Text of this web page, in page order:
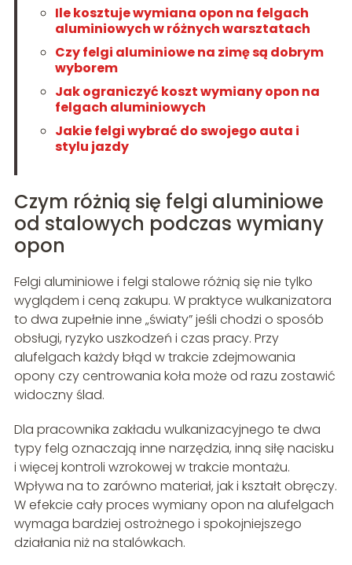
Ile kosztuje wymiana opon na felgach
aluminiowych w różnych warsztatach
Czy felgi aluminiowe na zimę są dobrym
wyborem
Jak ograniczyć koszt wymiany opon na
felgach aluminiowych
Jakie felgi wybrać do swojego auta i
stylu jazdy
Czym różnią się felgi aluminiowe
od stalowych podczas wymiany
opon
Felgi aluminiowe i felgi stalowe różnią się nie tylko
wyglądem i ceną zakupu. W praktyce wulkanizatora
to dwa zupełnie inne „światy” jeśli chodzi o sposób
obsługi, ryzyko uszkodzeń i czas pracy. Przy
alufelgach każdy błąd w trakcie zdejmowania
opony czy centrowania koła może od razu zostawić
widoczny ślad.
Dla pracownika zakładu wulkanizacyjnego te dwa
typy felg oznaczają inne narzędzia, inną siłę nacisku
i więcej kontroli wzrokowej w trakcie montażu.
Wpływa na to zarówno materiał, jak i kształt obręczy.
W efekcie cały proces wymiany opon na alufelgach
wymaga bardziej ostrożnego i spokojniejszego
działania niż na stalówkach.